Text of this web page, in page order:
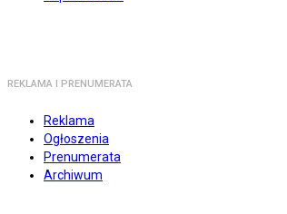
REKLAMA I PRENUMERATA
Reklama
Ogłoszenia
Prenumerata
Archiwum